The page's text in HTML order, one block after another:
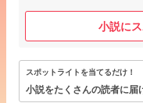
小説に
スポットライトを当てるだけ！
小説をたくさんの読者に届